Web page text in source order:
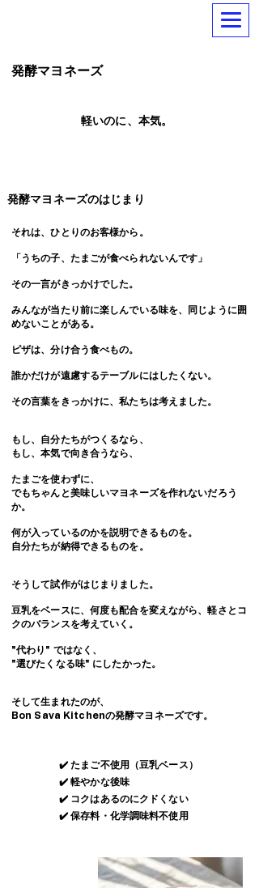
​発酵マヨネーズ
軽いのに、本気。
​発酵マヨネーズのはじまり
それは、ひとりのお客様から。
「うちの子、たまごが食べられないんです」
その一言がきっかけでした。
みんなが当たり前に楽しんでいる味を、同じように囲
めないことがある。
ピザは、分け合う食べもの。
誰かだけが遠慮するテーブルにはしたくない。
その言葉をきっかけに、私たちは考えました。
もし、自分たちがつくるなら、
もし、本気で向き合うなら、
たまごを使わずに、
でもちゃんと美味しいマヨネーズを作れないだろう
か。
何が入っているのかを説明できるものを。
自分たちが納得できるものを。
そうして試作がはじまりました。
豆乳をベースに、何度も配合を変えながら、軽さとコ
クのバランスを考えていく。
"代わり" ではなく、
"選びたくなる味" にしたかった。
そして生まれたのが、
Bon Sava Kitchenの発酵マヨネーズです。
✔️ たまご不使用（豆乳ベース）
✔️ 軽やかな後味
✔️ コクはあるのにクドくない
​✔️ 保存料・化学調味料不使用